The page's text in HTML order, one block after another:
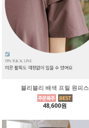
블리블리 배색 프릴 원피스
48,600원